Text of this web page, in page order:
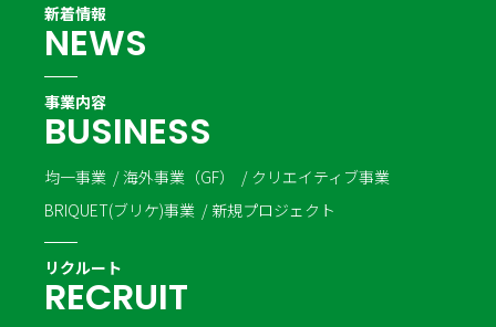
新着情報
NEWS
事業内容
BUSINESS
均一事業 海外事業（GF）
クリエイティブ事業
BRIQUET(ブリケ)事業
新規プロジェクト
リクルート
RECRUIT